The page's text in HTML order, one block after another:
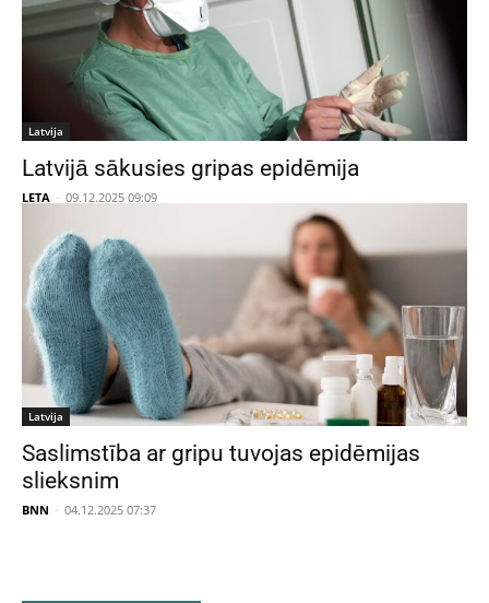
Latvija
Latvijā sākusies gripas epidēmija
LETA - 09.12.2025 09:09
Latvija
Saslimstība ar gripu tuvojas epidēmijas
slieksnim
BNN - 04.12.2025 07:37